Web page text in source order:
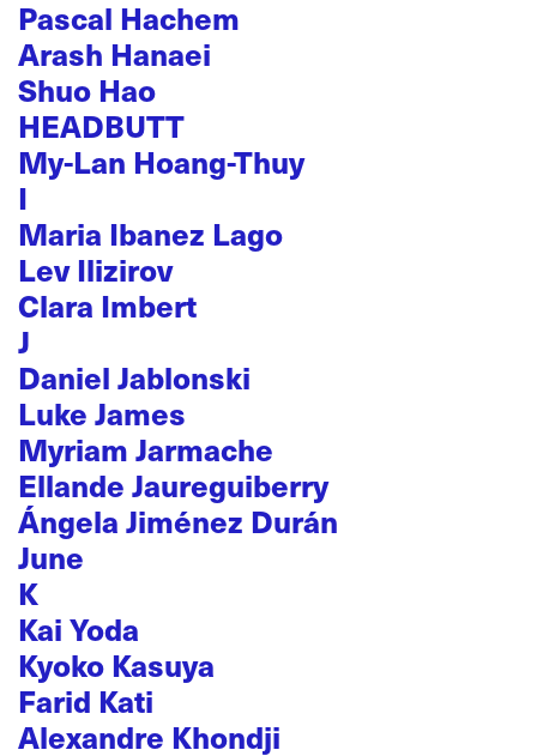
Pascal Hachem
Arash Hanaei
Shuo Hao
HEADBUTT
My-Lan Hoang-Thuy
I
Maria Ibanez Lago
Lev Ilizirov
Clara Imbert
J
Daniel Jablonski
Luke James
Myriam Jarmache
Ellande Jaureguiberry
Ángela Jiménez Durán
June
K
Kai Yoda
Kyoko Kasuya
Farid Kati
Alexandre Khondji